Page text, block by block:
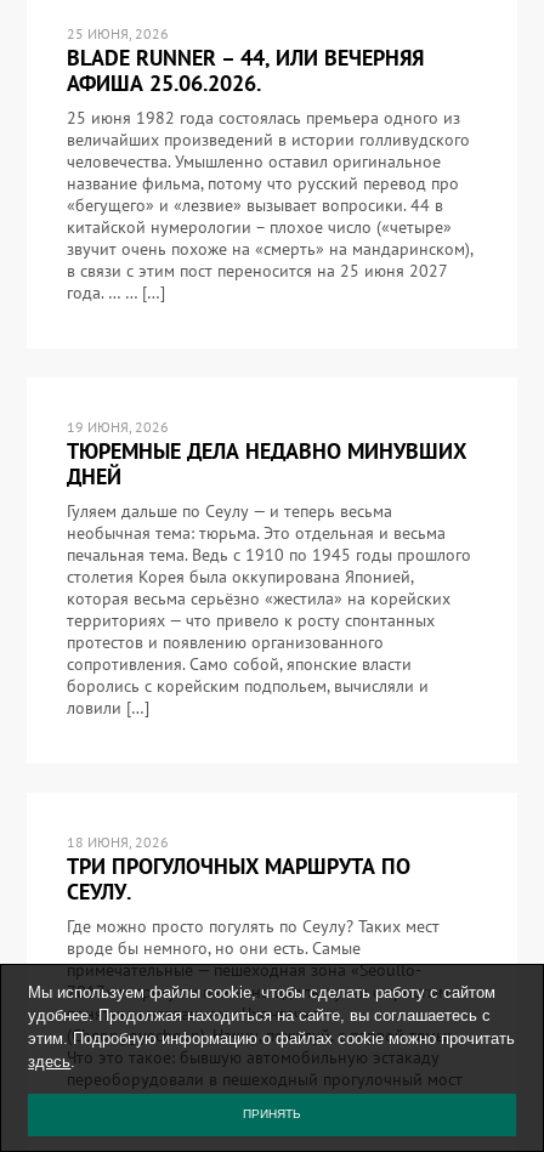
25 ИЮНЯ, 2026
BLADE RUNNER – 44, ИЛИ ВЕЧЕРНЯЯ
АФИША 25.06.2026.
25 июня 1982 года состоялась премьера одного из
величайших произведений в истории голливудского
человечества. Умышленно оставил оригинальное
название фильма, потому что русский перевод про
«бегущего» и «лезвие» вызывает вопросики. 44 в
китайской нумерологии – плохое число («четыре»
звучит очень похоже на «смерть» на мандаринском),
в связи с этим пост переносится на 25 июня 2027
года. … … […]
19 ИЮНЯ, 2026
ТЮРЕМНЫЕ ДЕЛА НЕДАВНО МИНУВШИХ
ДНЕЙ
Гуляем дальше по Сеулу — и теперь весьма
необычная тема: тюрьма. Это отдельная и весьма
печальная тема. Ведь с 1910 по 1945 годы прошлого
столетия Корея была оккупирована Японией,
которая весьма серьёзно «жестила» на корейских
территориях — что привело к росту спонтанных
протестов и появлению организованного
сопротивления. Само собой, японские власти
боролись с корейским подпольем, вычисляли и
ловили […]
18 ИЮНЯ, 2026
ТРИ ПРОГУЛОЧНЫХ МАРШРУТА ПО
СЕУЛУ.
Где можно просто погулять по Сеулу? Таких мест
вроде бы немного, но они есть. Самые
примечательные — пешеходная зона «Seoullo-
7017» и прогулочная зона вдоль ручья с простым и
понятным названием «Чхонгечхон»
(Cheonggyecheon). Начну, пожалуй, с первой темы:
Что это такое: бывшую автомобильную эстакаду
переоборудовали в пешеходный прогулочный мост
длиной около одного километра — и это
удивительное дело! […]
Мы используем файлы cookie, чтобы сделать работу с сайтом
удобнее. Продолжая находиться на сайте, вы соглашаетесь с
этим. Подробную информацию о файлах cookie можно прочитать
здесь.
ПРИНЯТЬ